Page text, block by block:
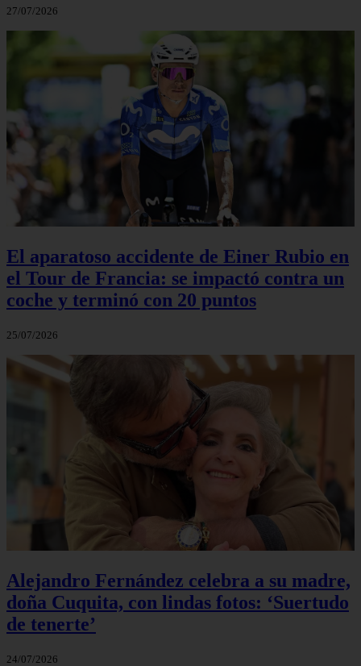
27/07/2026
El aparatoso accidente de Einer Rubio en
el Tour de Francia: se impactó contra un
coche y terminó con 20 puntos
25/07/2026
Alejandro Fernández celebra a su madre,
doña Cuquita, con lindas fotos: ‘Suertudo
de tenerte’
24/07/2026